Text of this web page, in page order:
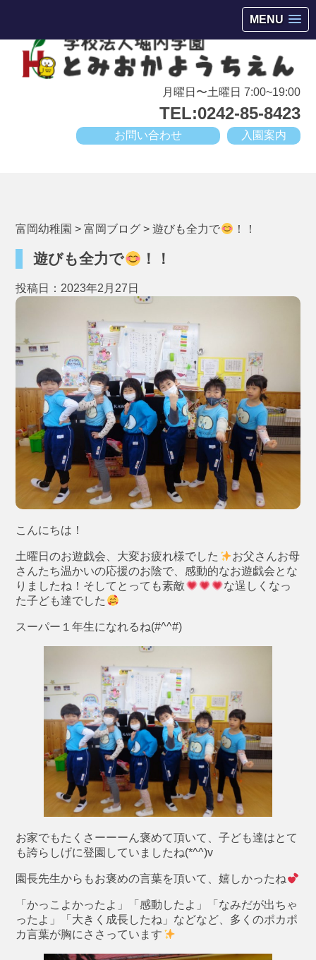
MENU
月曜日〜土曜日 7:00~19:00
TEL:0242-85-8423
入園案内
お問い合わせ
富岡幼稚園 >富岡ブログ >遊びも全力で ！！
遊びも全力で ！！
投稿日：2023年2月27日
こんにちは！
土曜日のお遊戯会、大変お疲れ様でした
お父さんお母
さんたち温かいの応援のお陰で、感動的なお遊戯会とな
りましたね！そしてとっても素敵
な逞しくなっ
た子ども達でした
スーパー１年生になれるね(#^^#)
お家でもたくさーーーん褒めて頂いて、子ども達はとて
も誇らしげに登園していましたね(*^^)v
園長先生からもお褒めの言葉を頂いて、嬉しかったね
「かっこよかったよ」「感動したよ」「なみだが出ちゃ
ったよ」「大きく成長したね」などなど、多くのポカポ
カ言葉が胸にささっています